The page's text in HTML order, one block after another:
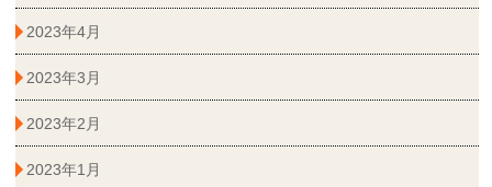
2023年4月
2023年3月
2023年2月
2023年1月